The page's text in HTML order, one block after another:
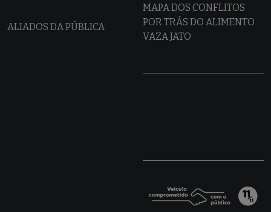
ALIADOS DA PÚBLICA
MAPA DOS CONFLITOS
POR TRÁS DO ALIMENTO
VAZA JATO